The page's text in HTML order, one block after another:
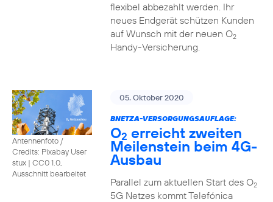
flexibel abbezahlt werden. Ihr
neues Endgerät schützen Kunden
auf Wunsch mit der neuen O2
Handy-Versicherung.
Antennenfoto /
Credits: Pixabay User
stux | CC0 1.0,
Ausschnitt bearbeitet
05. Oktober 2020
BNETZA-VERSORGUNGSAUFLAGE:
O2 erreicht zweiten
Meilenstein beim 4G-
Ausbau
Parallel zum aktuellen Start des O2
5G Netzes kommt Telefónica